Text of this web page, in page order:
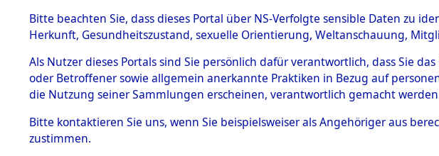
BESTÄNDE
Inhaftierungsdoku
mente
5. Verschiedenes
Todesmärsche
5.3.1 Alliierte
Ermittlungen zu den
(84600674)→0005
Bitte beachten Sie, dass dieses Portal über NS-Verfolgte sensible Daten zu
Herkunft, Gesundheitszustand, sexuelle Orientierung, Weltanschauung,
Als Nutzer dieses Portals sind Sie persönlich dafür verantwortlich, dass Sie
oder Betroffener sowie allgemein anerkannte Praktiken in Bezug auf
die Nutzung seiner Sammlungen erscheinen, verantwortlich gemacht
Bitte kontaktieren Sie uns, wenn Sie beispielsweiser als Angehöriger aus
zustimmen.